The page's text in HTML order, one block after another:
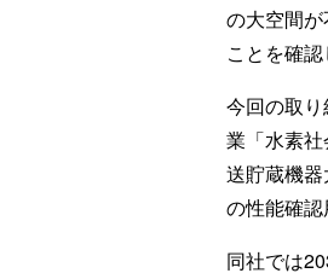
の大空間
ことを確認
今回の取
業「水素
送貯蔵機
の性能確認
同社では